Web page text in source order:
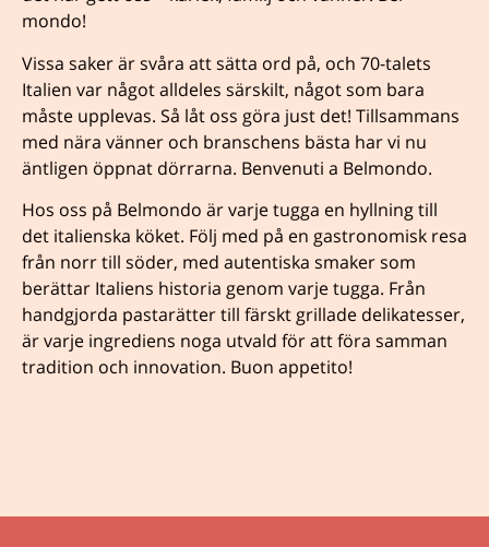
mondo!
Vissa saker är svåra att sätta ord på, och 70-talets
Italien var något alldeles särskilt, något som bara
måste upplevas. Så låt oss göra just det! Tillsammans
med nära vänner och branschens bästa har vi nu
äntligen öppnat dörrarna. Benvenuti a Belmondo.
Hos oss på Belmondo är varje tugga en hyllning till
det italienska köket. Följ med på en gastronomisk resa
från norr till söder, med autentiska smaker som
berättar Italiens historia genom varje tugga. Från
handgjorda pastarätter till färskt grillade delikatesser,
är varje ingrediens noga utvald för att föra samman
tradition och innovation. Buon appetito!